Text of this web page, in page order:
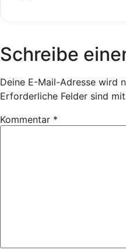
Schreibe
Deine E-Mail-Adresse wird
Erforderliche Felder sind mit
Kommentar *